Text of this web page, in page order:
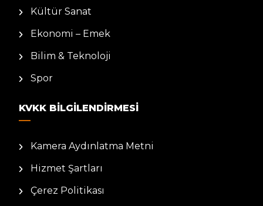
Kültür Sanat
Ekonomi – Emek
Bilim & Teknoloji
Spor
KVKK BILGILENDIRMESI
Kamera Aydınlatma Metni
Hizmet Şartları
Çerez Politikası